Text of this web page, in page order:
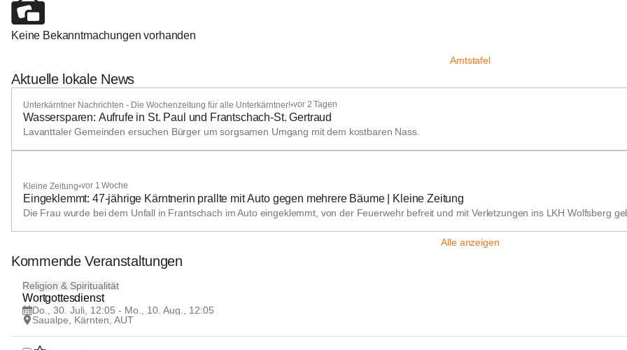
Keine Bekanntmachungen vorhanden
Amtstafel
Aktuelle lokale News
Unterkärntner Nachrichten - Die Wochenzeitung für alle Unterkärntner!•vor 2 Tagen
Wassersparen: Aufrufe in St. Paul und Frantschach-St. Gertraud
Lavanttaler Gemeinden ersuchen Bürger um sorgsamen Umgang mit dem kostbaren Nass.
Kleine Zeitung•vor 1 Woche
Eingeklemmt: 47-jährige Kärntnerin prallte mit Auto gegen mehrere Bäume | Kleine Zeitung
Die Frau wurde bei dem Unfall in Frantschach im Auto eingeklemmt, von der Feuerwehr befreit und mit Verletzungen ins LKH Wolfsberg
Alle anzeigen
Kommende Veranstaltungen
30
JUL
Religion & Spiritualität
Wortgottesdienst
Do., 30. Juli, 12:05 - Mo., 10. Aug., 12:05
Saualpe, Kärnten, AUT